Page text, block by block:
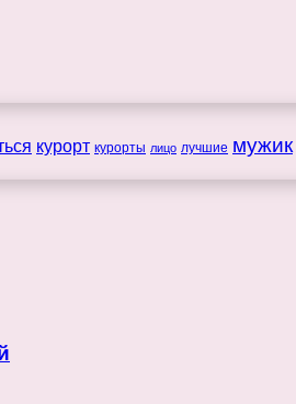
курорт курорты лицо лучшие мужик